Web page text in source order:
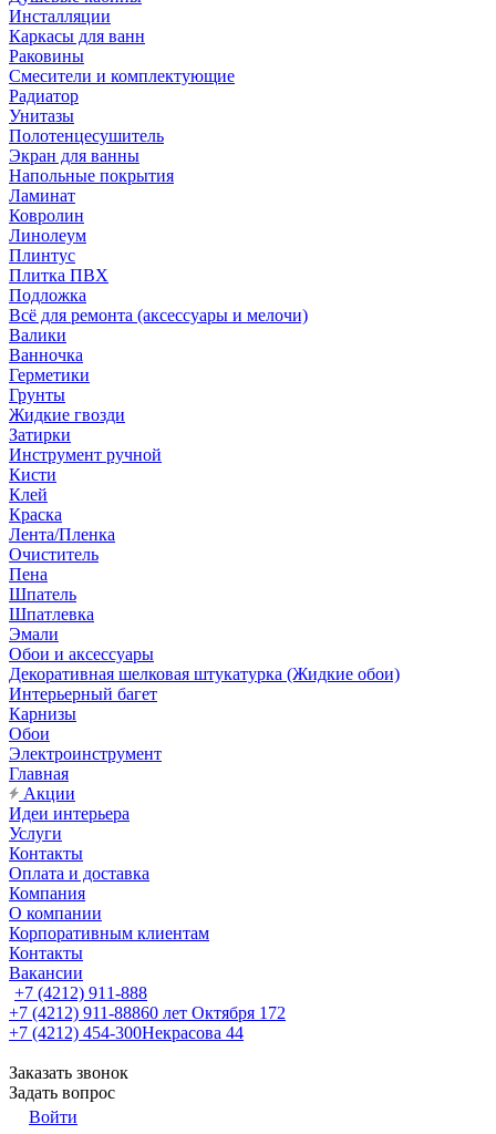
Инсталляции
Каркасы для ванн
Раковины
Смесители и комплектующие
Радиатор
Унитазы
Полотенцесушитель
Экран для ванны
Напольные покрытия
Ламинат
Ковролин
Линолеум
Плинтус
Плитка ПВХ
Подложка
Всё для ремонта (аксессуары и мелочи)
Валики
Ванночка
Герметики
Грунты
Жидкие гвозди
Затирки
Инструмент ручной
Кисти
Клей
Краска
Лента/Пленка
Очиститель
Пена
Шпатель
Шпатлевка
Эмали
Обои и аксессуары
Декоративная шелковая штукатурка (Жидкие обои)
Интерьерный багет
Карнизы
Обои
Электроинструмент
Главная
Акции
Идеи интерьера
Услуги
Контакты
Оплата и доставка
Компания
О компании
Корпоративным клиентам
Контакты
Вакансии
+7 (4212) 911-888
+7 (4212) 911-88860 лет Октября 172
+7 (4212) 454-300Некрасова 44
Заказать звонок
Задать вопрос
Войти